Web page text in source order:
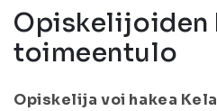
Opiskelijoiden
toimeentulo
Opiskelija voi hakea